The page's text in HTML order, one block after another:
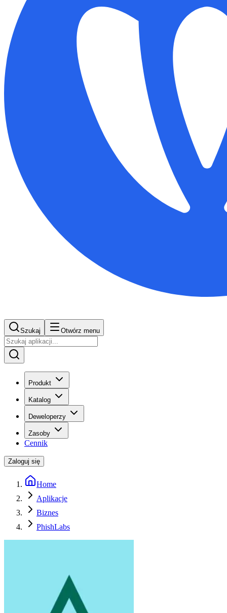
Szukaj Otwórz menu
Produkt
Katalog
Deweloperzy
Zasoby
Cennik
Zaloguj się
Home
Aplikacje
Biznes
PhishLabs